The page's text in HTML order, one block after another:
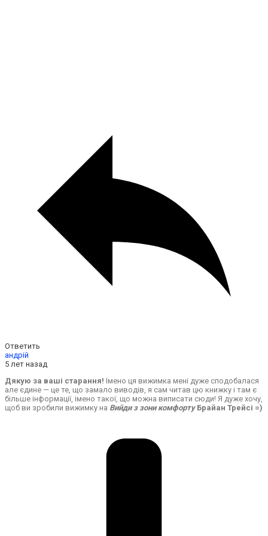
Ответить
андрій
5 лет назад
Дякую за ваші старання! Імено ця вижимка мені дуже сподобалася
але єдине — це те, що замало виводів, я сам читав цю книжку і там є
більше інформації, імено такої, що можна виписати сюди! Я дуже хочу,
щоб ви зробили вижимку на Вийди з зони комфорту Брайан Трейсі =)